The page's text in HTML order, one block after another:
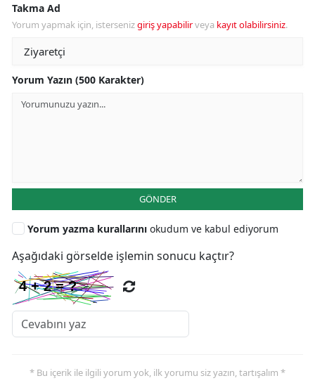
Takma Ad
Yorum yapmak için, istersenizgiriş yapabilirveya kayıt olabilirsiniz.
Yorum Yazın (500 Karakter)
GÖNDER
Yorum yazma kurallarını okudum ve kabul ediyorum
Aşağıdaki görselde işlemin sonucu kaçtır?
* Bu içerik ile ilgili yorum yok, ilk yorumu siz yazın, tartışalım *